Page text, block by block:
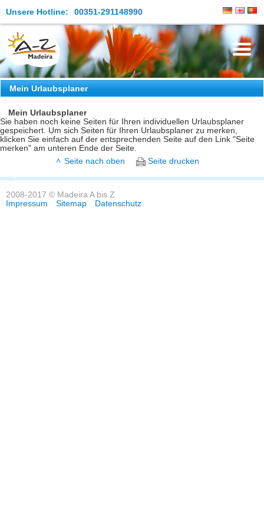
Unsere Hotline: 00351-291148990
Die Insel
Madeira Erleben
Aktuelles
Reiseangebote
Kontakt
Mein Urlaubsplaner
Mein Urlaubsplaner
Sie haben noch keine Seiten für Ihren individuellen Urlaubsplaner
gespeichert. Um sich Seiten für Ihren Urlaubsplaner zu merken,
klicken Sie einfach auf der entsprechenden Seite auf den Link "Seite
merken" am unteren Ende der Seite.
Seite nach oben
Seite drucken
2008-2017 © Madeira A bis Z
Impressum
Sitemap Datenschutz